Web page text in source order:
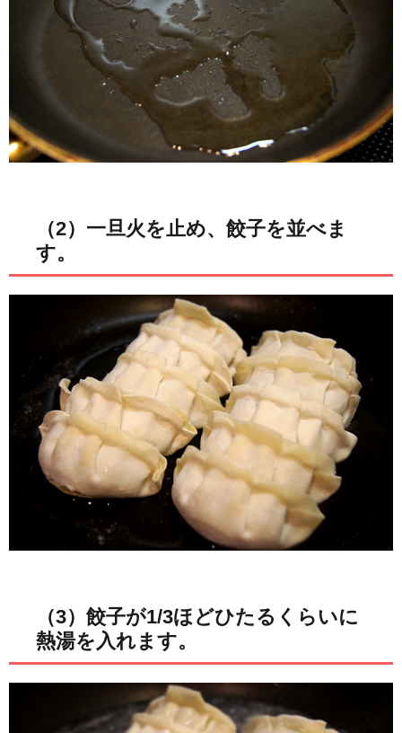
（2）一旦火を止め、餃子を並べま
す。
（3）餃子が1/3ほどひたるくらいに
熱湯を入れます。